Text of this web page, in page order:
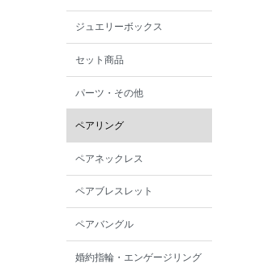
ジュエリーボックス
セット商品
パーツ・その他
ペアリング
ペアネックレス
ペアブレスレット
ペアバングル
婚約指輪・エンゲージリング